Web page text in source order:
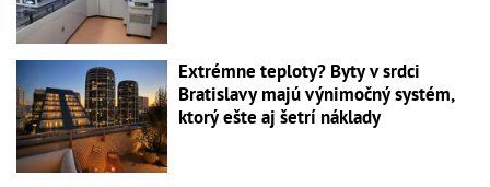
Extrémne teploty? Byty v srdci
Bratislavy majú výnimočný systém,
ktorý ešte aj šetrí náklady